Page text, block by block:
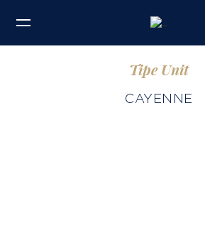
Tipe Unit
CAYENNE